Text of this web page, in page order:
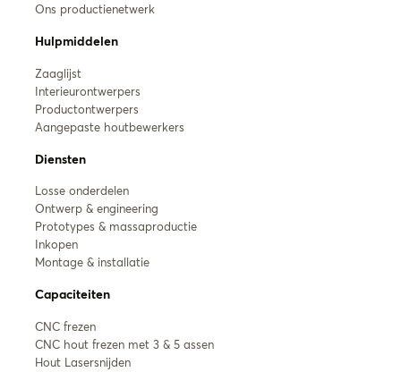
Ons productienetwerk
Hulpmiddelen
Zaaglijst
Interieurontwerpers
Productontwerpers
Aangepaste houtbewerkers
Diensten
Losse onderdelen
Ontwerp & engineering
Prototypes & massaproductie
Inkopen
Montage & installatie
Capaciteiten
CNC frezen
CNC hout frezen met 3 & 5 assen
Hout Lasersnijden